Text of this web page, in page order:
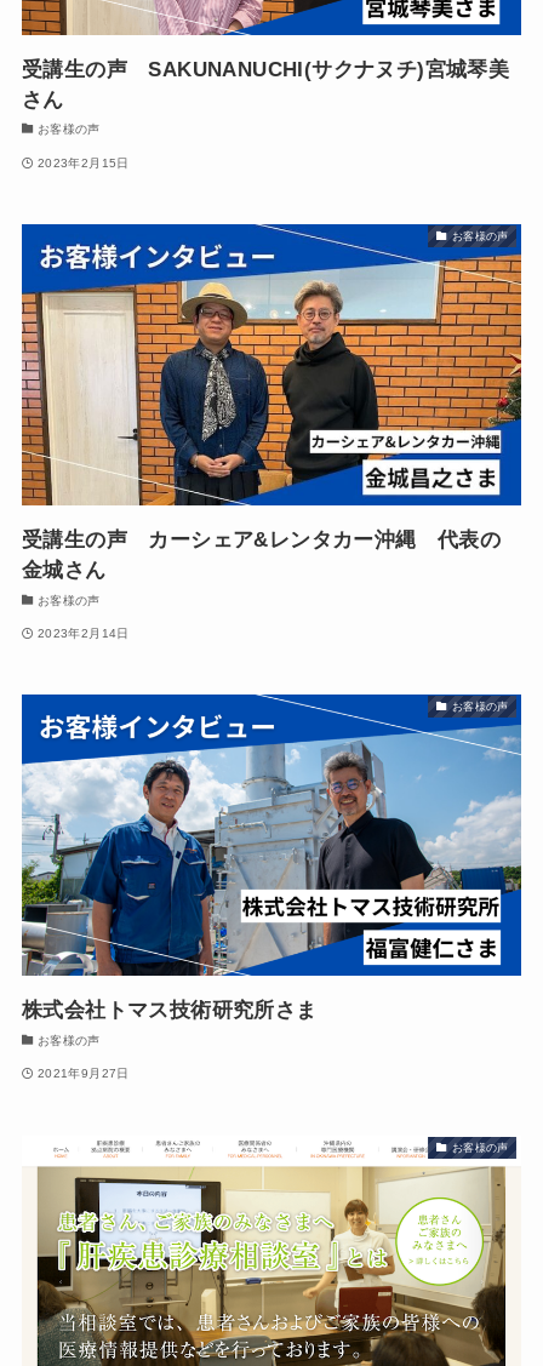
受講生の声 SAKUNANUCHI(サクナヌチ)宮城琴美
さん
お客様の声
2023年2月15日
お客様の声
受講生の声 カーシェア&レンタカー沖縄 代表の
金城さん
お客様の声
2023年2月14日
お客様の声
株式会社トマス技術研究所さま
お客様の声
2021年9月27日
お客様の声